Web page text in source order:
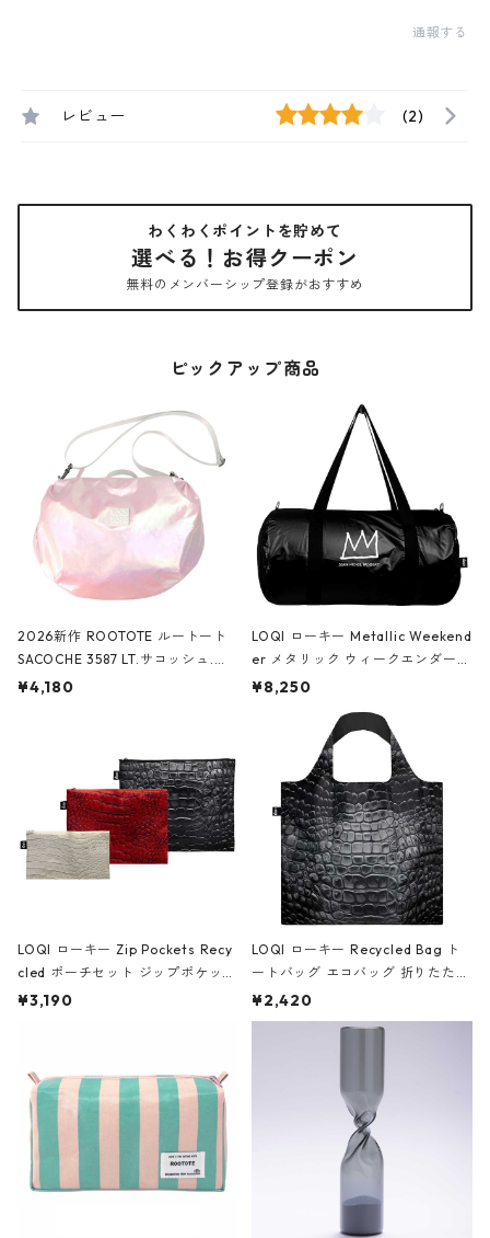
通報する
レビュー (2)
わくわくポイントを貯めて
選べる！お得クーポン
無料のメンバーシップ登録がおすすめ
ピックアップ商品
2026新作 ROOTOTE ルートート
SACOCHE 3587 LT.サコッシュ.ル
ミエ-B ショルダーバッグ グロスピ
¥4,180
LOQI ローキー Metallic Weekend
er メタリック ウィークエンダー
ボストンバッグ ショルダーバッグ
Black ジャン=ミッシェル・バスキ
ア/クラウン ブラック
¥8,250
LOQI ローキー Zip Pockets Recy
cled ポーチセット ジップポケット
ファスナーポーチ 撥水加工 トラベ
ーガンディー、オフホワイト
¥3,190
LOQI ローキー Recycled Bag ト
ートバッグ エコバッグ 折りたたみ
大きめ 撥水加工 収納ポーチ CRO
CODILE/Black クロコダイル/ブラ
¥2,420